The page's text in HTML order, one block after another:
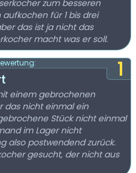
zum besseren
für 1 bis drei
das ist ja nicht das
macht was er soll.
1
einem gebrochenen
das nicht einmal ein
Stück nicht einmal
im Lager nicht
also postwendend zurück.
gesucht, der nicht aus